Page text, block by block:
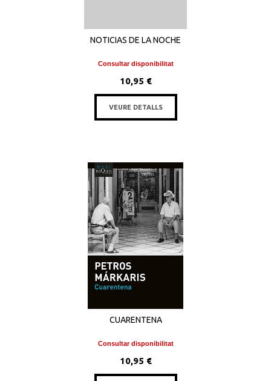
NOTICIAS DE LA NOCHE
Consultar disponibilitat
10,95 €
VEURE DETALLS
CUARENTENA
Consultar disponibilitat
10,95 €